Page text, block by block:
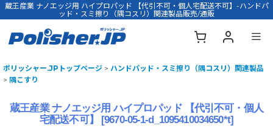
蔵王産業 ナノエッジ用 ハイプロパッド 【代引不可・個人宅配送不可】-ハンドパ
ッド・スミ擦り（隅コスリ）関連製品販売/通販
ポリッシャー.JPトップページ > ハンドパッド・スミ擦り（隅コスリ）関連製品
> 隅こすり
蔵王産業 ナノエッジ用 ハイプロパッド 【代引不可・個人
宅配送不可】
[9670-05-1-d_1095410034650*t]